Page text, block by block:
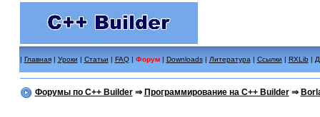
| Главная| Уроки | Статьи | FAQ| Форум | Downloads| Литература | Ссылки | RXLib |
Форумы по C++ Builder⇒ Программирование на C++ Builder⇒